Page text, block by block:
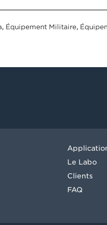
, Équipement Militaire,
Le Labo
Clients
FAQ